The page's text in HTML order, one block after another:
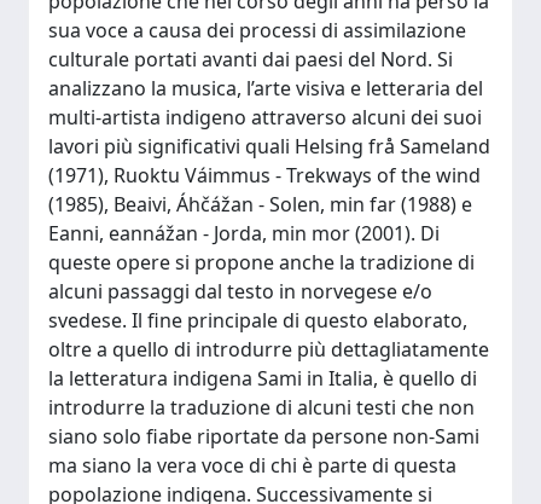
sua voce a causa dei processi di assimilazione
culturale portati avanti dai paesi del Nord. Si
analizzano la musica, l’arte visiva e letteraria del
multi-artista indigeno attraverso alcuni dei suoi
lavori più significativi quali Helsing frå Sameland
(1971), Ruoktu Váimmus - Trekways of the wind
(1985), Beaivi, Áhčážan - Solen, min far (1988) e
Eanni, eannážan - Jorda, min mor (2001). Di
queste opere si propone anche la tradizione di
alcuni passaggi dal testo in norvegese e/o
svedese. Il fine principale di questo elaborato,
oltre a quello di introdurre più dettagliatamente
la letteratura indigena Sami in Italia, è quello di
introdurre la traduzione di alcuni testi che non
siano solo fiabe riportate da persone non-Sami
ma siano la vera voce di chi è parte di questa
popolazione indigena. Successivamente si